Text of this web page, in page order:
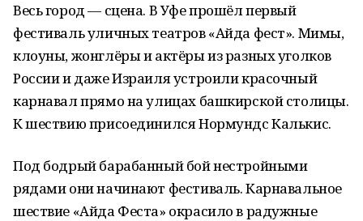
Весь город — сцена. В Уфе прошёл первый
фестиваль уличных театров «Айда фест». Мимы,
клоуны, жонглёры и актёры из разных уголков
России и даже Израиля устроили красочный
карнавал прямо на улицах башкирской столицы.
К шествию присоединился Нормундс Калькис.
Под бодрый барабанный бой нестройными
рядами они начинают фестиваль. Карнавальное
шествие «Айда Феста» окрасило в радужные